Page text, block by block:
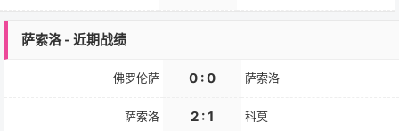
萨索洛 - 近期战绩
佛罗伦萨 0 : 0 萨索洛
萨索洛 2 : 1 科莫